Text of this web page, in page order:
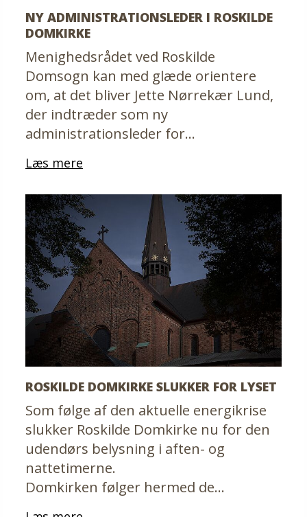
NY ADMINISTRATIONSLEDER I ROSKILDE
DOMKIRKE
Menighedsrådet ved Roskilde
Domsogn kan med glæde orientere
om, at det bliver Jette Nørrekær Lund,
der indtræder som ny
administrationsleder for…
Læs mere
ROSKILDE DOMKIRKE SLUKKER FOR LYSET
Som følge af den aktuelle energikrise
slukker Roskilde Domkirke nu for den
udendørs belysning i aften- og
nattetimerne.
Domkirken følger hermed de…